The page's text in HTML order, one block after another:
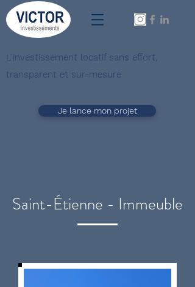
L'investissement locatif sans effort,
transparent et sur-mesure
Je lance mon projet
Saint-Étienne - Immeuble